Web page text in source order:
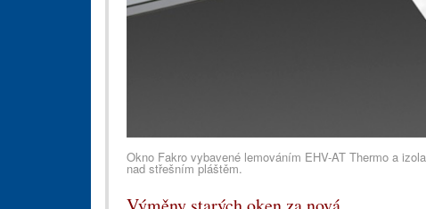
Okno Fakro vybavené lemováním EHV-AT Thermo a
nad střešním pláštěm.